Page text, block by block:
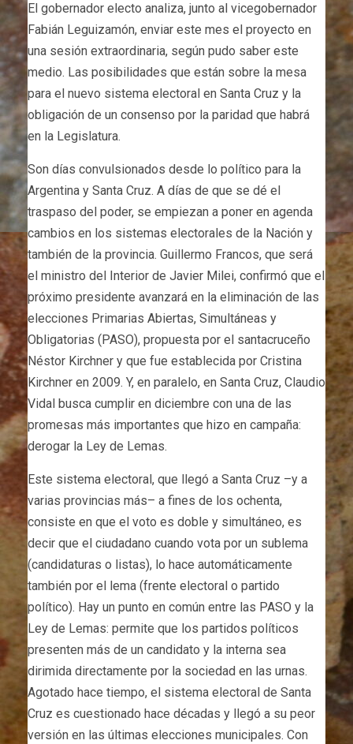
El gobernador electo analiza, junto al vicegobernador
Fabián Leguizamón, enviar este mes el proyecto en
una sesión extraordinaria, según pudo saber este
medio. Las posibilidades que están sobre la mesa
para el nuevo sistema electoral en Santa Cruz y la
obligación de un consenso por la paridad que habrá
en la Legislatura.
Son días convulsionados desde lo político para la
Argentina y Santa Cruz. A días de que se dé el
traspaso del poder, se empiezan a poner en agenda
cambios en los sistemas electorales de la Nación y
también de la provincia. Guillermo Francos, que será
el ministro del Interior de Javier Milei, confirmó que el
próximo presidente avanzará en la eliminación de las
elecciones Primarias Abiertas, Simultáneas y
Obligatorias (PASO), propuesta por el santacruceño
Néstor Kirchner y que fue establecida por Cristina
Kirchner en 2009. Y, en paralelo, en Santa Cruz, Claudio
Vidal busca cumplir en diciembre con una de las
promesas más importantes que hizo en campaña:
derogar la Ley de Lemas.
Este sistema electoral, que llegó a Santa Cruz –y a
varias provincias más– a fines de los ochenta,
consiste en que el voto es doble y simultáneo, es
decir que el ciudadano cuando vota por un sublema
(candidaturas o listas), lo hace automáticamente
también por el lema (frente electoral o partido
político). Hay un punto en común entre las PASO y la
Ley de Lemas: permite que los partidos políticos
presenten más de un candidato y la interna sea
dirimida directamente por la sociedad en las urnas.
Agotado hace tiempo, el sistema electoral de Santa
Cruz es cuestionado hace décadas y llegó a su peor
versión en las últimas elecciones municipales. Con